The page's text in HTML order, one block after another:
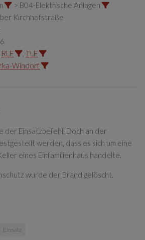
> B04-Elektrische Anlagen
Kirchhofstraße
RLF
TLF
Windorf
Einsatzbefehl. Doch an der
werden, dass es sich um eine
eines Einfamilienhaus handelte.
wurde der Brand gelöscht.
Einsatz